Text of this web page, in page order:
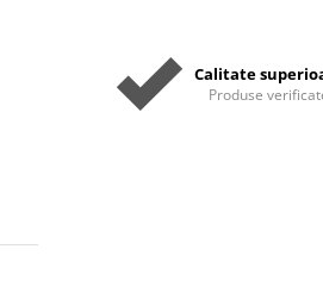
Calitate
Produse